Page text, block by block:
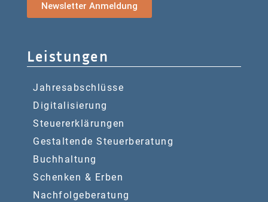
Newsletter Anmeldung
Leistungen
Jahresabschlüsse
Digitalisierung
Steuererklärungen
Gestaltende Steuerberatung
Buchhaltung
Schenken & Erben
Nachfolgeberatung